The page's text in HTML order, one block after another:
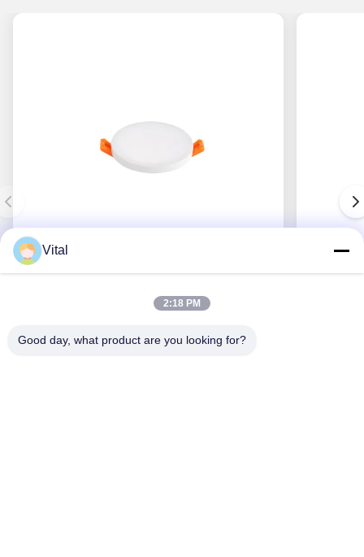
Obtenha o melhor preço
Vital
2:18 PM
Good day, what product are you looking for?